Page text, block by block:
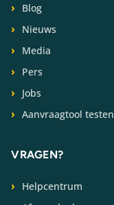
Blog
Nieuws
Media
Pers
Jobs
Aanvraagtool testen
VRAGEN?
Helpcentrum